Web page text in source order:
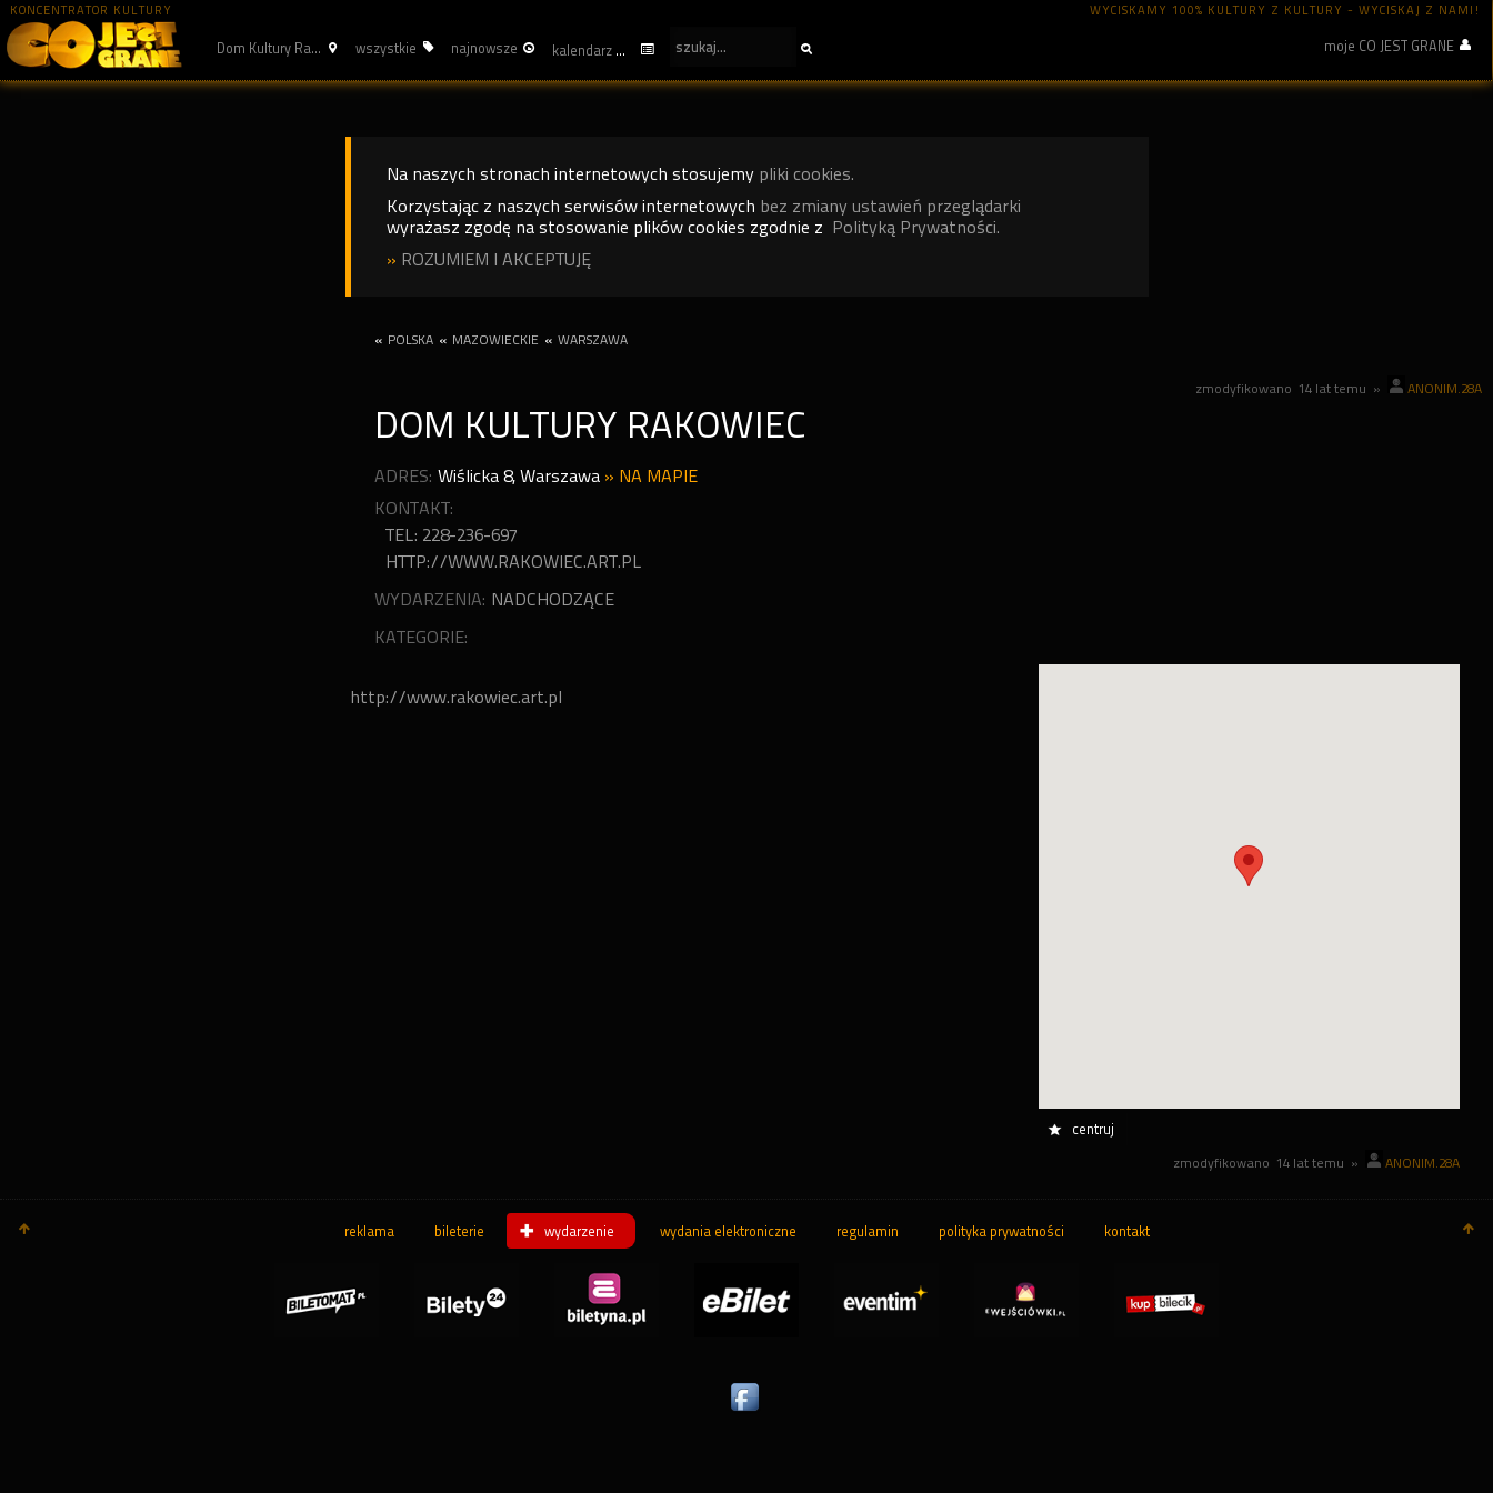
KONCENTRATOR KULTURY WYCISKAMY 100% KULTURY Z KULTURY - WYCISKAJ Z NAMI!
Dom Kultury Ra... wszystkie najnowsze kalendarz moje CO JEST GRANE
Na naszych stronach internetowych stosujemy pliki cookies.
Korzystając z naszych serwisów internetowych bez zmiany ustawień przeglądarki
wyrażasz zgodę na stosowanie plików cookies zgodnie z Polityką Prywatności.
» ROZUMIEM I AKCEPTUJĘ
« POLSKA « MAZOWIECKIE « WARSZAWA
zmodyfikowano 14 lat temu » ANONIM.28A
DOM KULTURY RAKOWIEC
ADRES: Wiślicka 8, Warszawa » NA MAPIE
KONTAKT:
TEL: 228-236-697
HTTP://WWW.RAKOWIEC.ART.PL
WYDARZENIA: NADCHODZĄCE
KATEGORIE:
centruj
http://www.rakowiec.art.pl
zmodyfikowano 14 lat temu » ANONIM.28A
reklama bileterie wydarzenie wydania elektroniczne regulamin polityka prywatności kontakt